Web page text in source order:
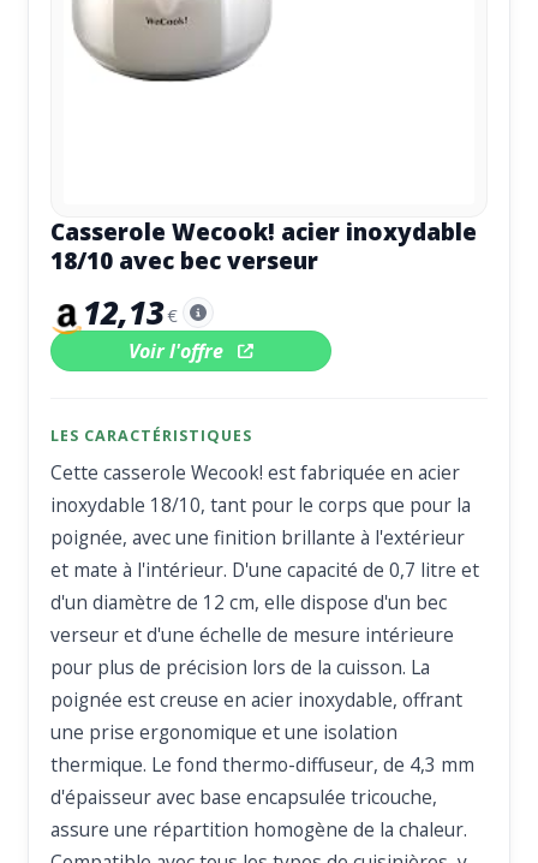
Casserole Wecook! acier inoxydable
18/10 avec bec verseur
12,13€
Voir l'offre
LES CARACTÉRISTIQUES
Cette casserole Wecook! est fabriquée en acier
inoxydable 18/10, tant pour le corps que pour la
poignée, avec une finition brillante à l'extérieur
et mate à l'intérieur. D'une capacité de 0,7 litre et
d'un diamètre de 12 cm, elle dispose d'un bec
verseur et d'une échelle de mesure intérieure
pour plus de précision lors de la cuisson. La
poignée est creuse en acier inoxydable, offrant
une prise ergonomique et une isolation
thermique. Le fond thermo-diffuseur, de 4,3 mm
d'épaisseur avec base encapsulée tricouche,
assure une répartition homogène de la chaleur.